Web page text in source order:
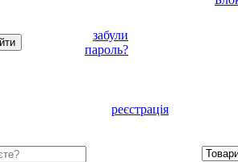
забули
пароль?
реєстрація